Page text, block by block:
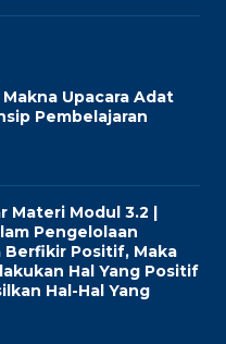
Upacara Adat
Pembelajaran
Materi Modul 3.2 |
Pengelolaan
Berfikir Positif, Maka
Hal Yang Positif
Hal-Hal Yang